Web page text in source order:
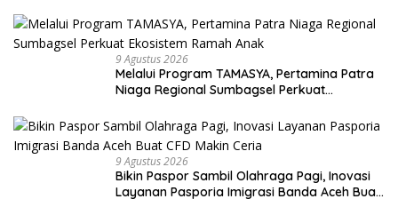
9 Agustus 2026
Melalui Program TAMASYA, Pertamina Patra
Niaga Regional Sumbagsel Perkuat
9 Agustus 2026
Bikin Paspor Sambil Olahraga Pagi, Inovasi
Layanan Pasporia Imigrasi Banda Aceh Buat